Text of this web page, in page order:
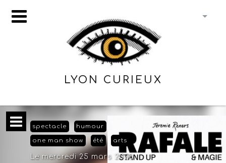
LYON CURIEUX
spectacle humour
one man show été arts
Le mercredi 25 mars 2026